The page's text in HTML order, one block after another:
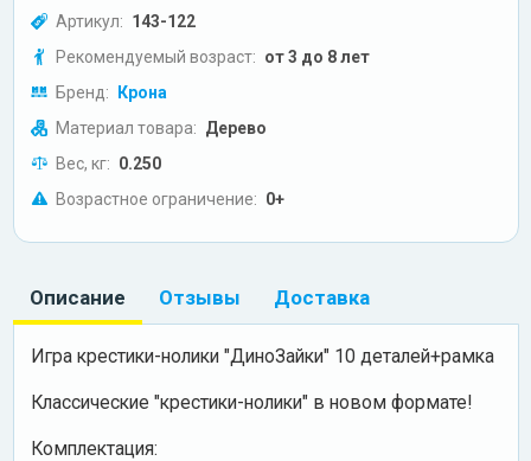
Артикул: 143-122
Рекомендуемый возраст: от 3 до 8 лет
Бренд: Крона
Материал товара: Дерево
Вес, кг: 0.250
Возрастное ограничение: 0+
Описание Отзывы Доставка
Игра крестики-нолики "ДиноЗайки" 10 деталей+рамка
Классические "крестики-нолики" в новом формате!
Комплектация: